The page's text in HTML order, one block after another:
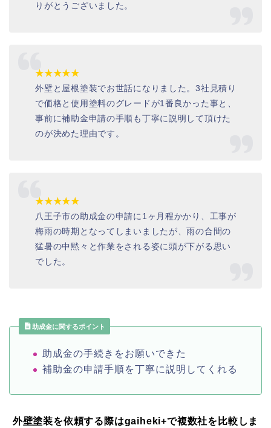
りがとうございました。
★★★★★
外壁と屋根塗装でお世話になりました。3社見積り
で価格と使用塗料のグレードが1番良かった事と、
事前に補助金申請の手順も丁寧に説明して頂けた
のが決めた理由です。
★★★★★
八王子市の助成金の申請に1ヶ月程かかり、工事が
梅雨の時期となってしまいましたが、雨の合間の
猛暑の中黙々と作業をされる姿に頭が下がる思い
でした。
助成金に関するポイント
助成金の手続きをお願いできた
補助金の申請手順を丁寧に説明してくれる
外壁塗装を依頼する際はgaiheki+で複数社を比較しま